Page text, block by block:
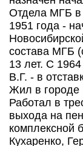
Отдела МГБ в
1951 года -
состава МГБ
13 лет. С
В.Г. - в
Жил в городе
Работал в
выхода на
комплексной
Кухаренко,